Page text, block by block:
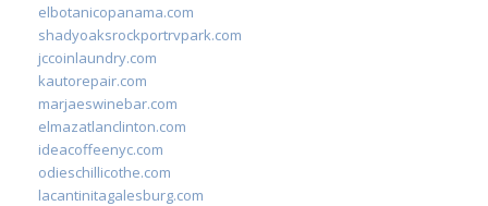
elbotanicopanama.com
shadyoaksrockportrvpark.com
jccoinlaundry.com
kautorepair.com
marjaeswinebar.com
elmazatlanclinton.com
ideacoffeenyc.com
odieschillicothe.com
lacantinitagalesburg.com